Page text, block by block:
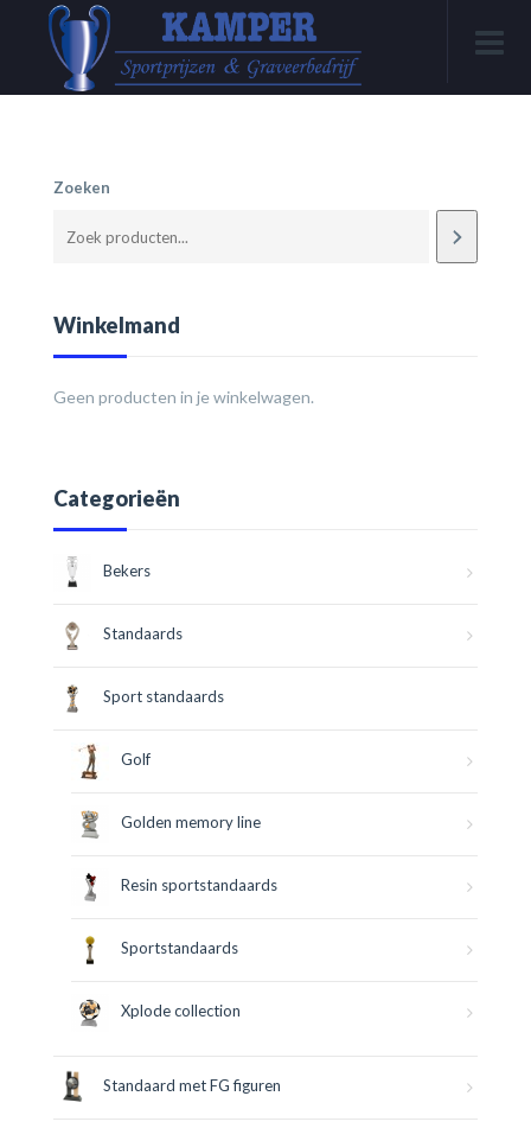
Zoeken
Winkelmand
Geen producten in je winkelwagen.
Categorieën
Bekers
Standaards
Sport standaards
Golf
Golden memory line
Resin sportstandaards
Sportstandaards
Xplode collection
Standaard met FG figuren